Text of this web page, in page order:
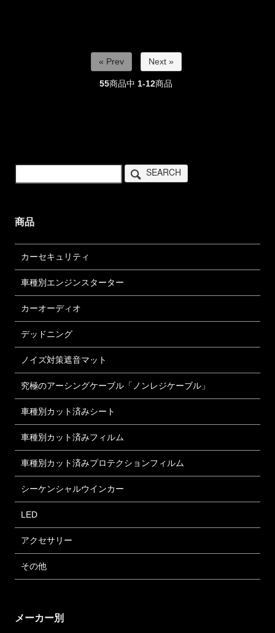
« Prev Next »
55商品中 1-12商品
SEARCH
商品
カーセキュリティ
車種別エンジンスターター
カーオーディオ
デッドニング
ノイズ対策遮音マット
究極のアーシングケーブル「ノンレジケーブル」
車種別カット済みシート
車種別カット済みフィルム
車種別カット済みプロテクションフィルム
シーケンシャルウインカー
LED
アクセサリー
その他
メーカー別